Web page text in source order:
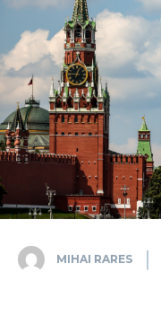
MIHAI RARES